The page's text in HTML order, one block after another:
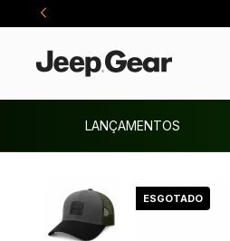
LANÇAMENTOS
ESGOTADO